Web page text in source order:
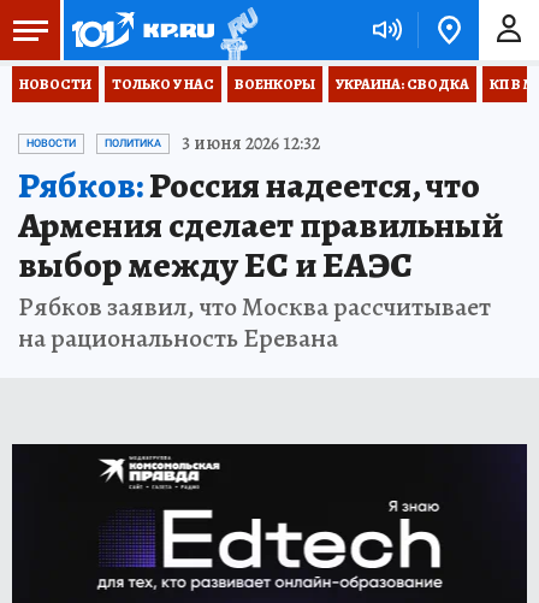
НОВОСТИ ТОЛЬКО У НАС ВОЕНКОРЫ УКРАИНА: СВОДКА КП В
НОВОСТИ ПОЛИТИКА 3 июня 2026 12:32
Рябков:Россия надеется, что
Армения сделает правильный
выбор между ЕС и ЕАЭС
Рябков заявил, что Москва рассчитывает
на рациональность Еревана